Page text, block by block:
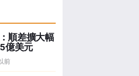
順差擴大幅
億美元
前